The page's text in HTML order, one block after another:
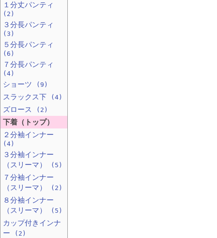
１分丈パンティ
(2)
３分長パンティ
(3)
５分長パンティ
(6)
７分長パンティ
(4)
ショーツ (9)
スラックス下 (4)
ズロース (2)
下着（トップ）
２分袖インナー
(4)
３分袖インナー
（スリーマ）
(5)
７分袖インナー
（スリーマ）
(2)
８分袖インナー
（スリーマ）
(5)
カップ付きインナ
ー
(2)